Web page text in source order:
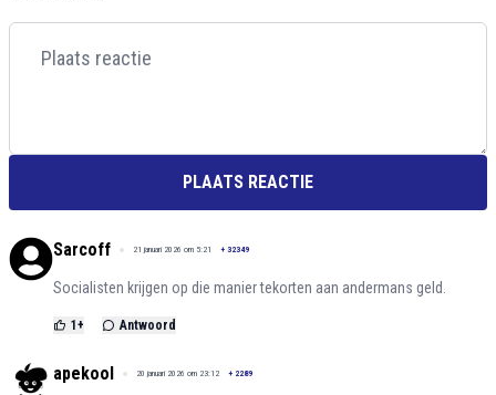
PLAATS REACTIE
Sarcoff 21 januari 2026 om 5:21 + 32349
Socialisten krijgen op die manier tekorten aan andermans geld.
1 + Antwoord
apekool 20 januari 2026 om 23:12 + 2289